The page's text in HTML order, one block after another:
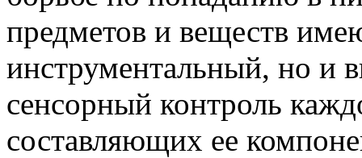
предметов и веществ
инструментальный, но и
сенсорный контроль
составляющих ее